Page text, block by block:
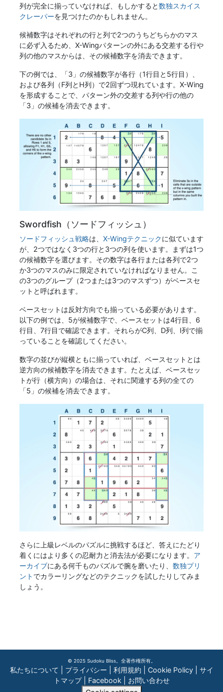
列が完全に揃っていなければ、もしかすると数独スカイス
クレーパーを見つけたのかもしれません。
候補数字はそれぞれの行と列で2つのうちどちらかのマス
に必ず入るため、X-Wingパターンの外にある交差する行や
列の他のマスからは、その候補数字を消去できます。
下の例では、「3」の候補数字が各行（1行目と5行目）、
および各列（F列とH列）で2回ずつ現れています。X-Wing
を形成することで、パターン外の交差する列や行の他の
「3」の候補を消去できます。
Swordfish（ソードフィッシュ）
ソードフィッシュ戦略は、 X-Wingテクニックに似ています
が、2つではなく3つの行と3つの列を使います。まずは1つ
の候補数字を選びます。その数字は各行または各列で2つ
か3つのマスのみに限定されていなければなりません。こ
の3つのグループ（2つまたは3つのマスずつ）がベースセ
ットと呼ばれます。
ベースセットは反対方向でも揃っている必要があります。
以下の例では、5が候補数字で、ベースセットは4行目、6
行目、7行目で確認できます。それらがC列、D列、I列で揃
っていることを確認してください。
数字の並びが縦横ともに揃っていれば、ベースセットとは
逆方向の候補数字を消去できます。たとえば、ベースセッ
トが行（横方向）の場合は、それに関連する列の全ての
「5」の候補を消去できます。
さらに上級レベルのパズルに挑戦するほど、答えにたどり
着くにはより多くの忍耐力と消去法が必要になります。 ア
ーカイブにある何千ものパズルで腕を磨いたり、 数独プリ
ント でカラーリングなどのテクニックを試したりしてみま
しょう。
© 2025 Sudoku Bliss。全著作権所有。
私たちについて プライバシー 利用規約 Cookie Policy| サイ
トマップ| Facebook| お問い合わせ